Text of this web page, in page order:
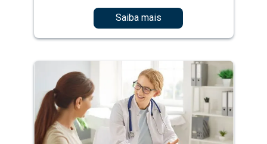
Saiba mais